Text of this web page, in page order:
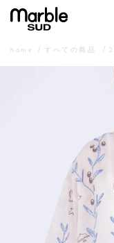
home すべての商品